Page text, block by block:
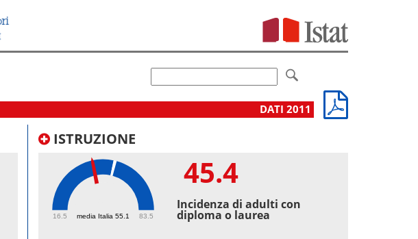
DATI 2011
ISTRUZIONE
media Italia 55.1
16.5 83.5
45.4
Incidenza di adulti con
diploma o laurea